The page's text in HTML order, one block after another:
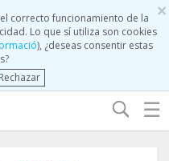
×
correcto funcionamiento de la
Lo que sí utiliza son cookies
), ¿deseas consentir estas
Rechazar
☰